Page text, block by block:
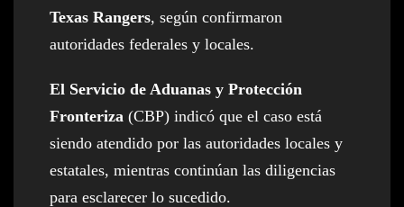
Texas Rangers, según confirmaron
autoridades federales y locales.
El Servicio de Aduanas y Protección
Fronteriza (CBP) indicó que el caso está
siendo atendido por las autoridades locales y
estatales, mientras continúan las diligencias
para esclarecer lo sucedido.